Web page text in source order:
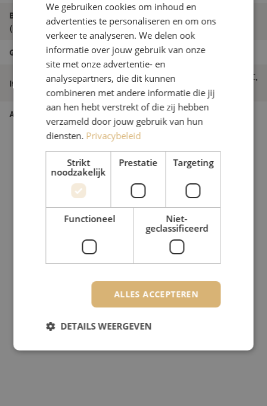
Buitendiameter
(mm)
2.0
Grade B
Itemnaam
Patchkabel simplex SM, E2000/APC-LC/PC,
2.0mm, 21m
Artikelnummer M20000467
We gebruiken cookies om inhoud en
advertenties te personaliseren en om ons
verkeer te analyseren. We delen ook
informatie over jouw gebruik van onze
site met onze advertentie- en
analysepartners, die dit kunnen
combineren met andere informatie die jij
aan hen hebt verstrekt of die zij hebben
verzameld door jouw gebruik van hun
diensten. Privacybeleid
Strikt
noodzakelijk
Prestatie Targeting
Functioneel
Niet-
geclassificeerd
ALLES ACCEPTEREN
DETAILS WEERGEVEN